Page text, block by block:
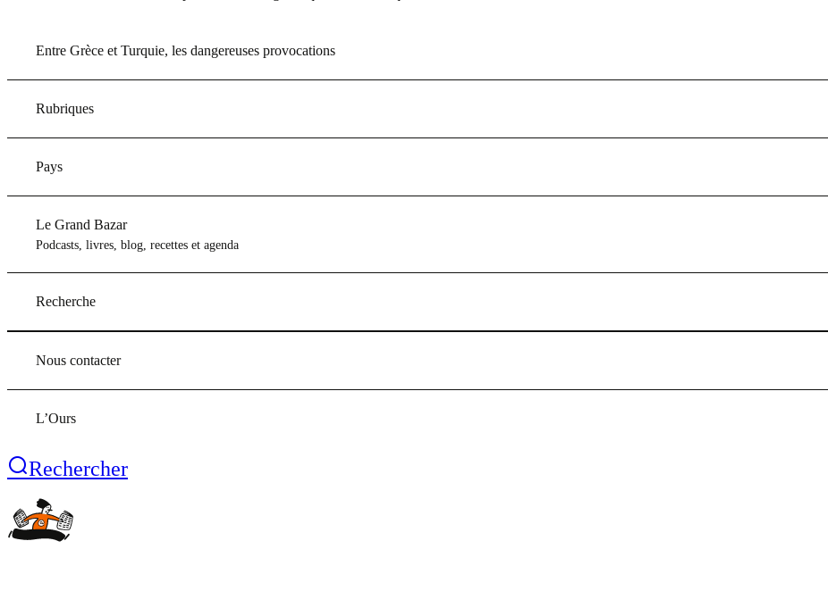
Entre Grèce et Turquie, les dangereuses provocations
Rubriques
Pays
Le Grand Bazar
Podcasts, livres, blog, recettes et agenda
Recherche
Nous contacter
L’Ours
Rechercher